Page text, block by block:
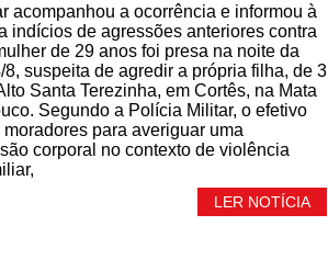
acompanhou a ocorrência e informou à
indícios de agressões anteriores contra
de 29 anos foi presa na noite da
suspeita de agredir a própria filha, de 3
Santa Terezinha, em Cortês, na Mata
Segundo a Polícia Militar, o efetivo
para averiguar uma
corporal no contexto de violência
LER NOTÍCIA